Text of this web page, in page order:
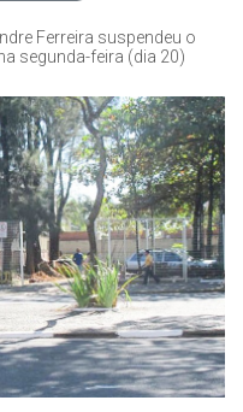
Ferreira suspendeu o
segunda-feira (dia 20)